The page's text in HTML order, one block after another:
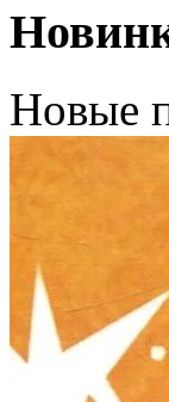
Новые